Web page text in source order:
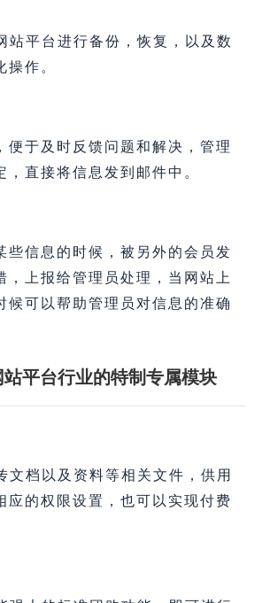
站平台进行备份，恢复，以及数
操作。
便于及时反馈问题和解决，管理
，直接将信息发到邮件中。
些信息的时候，被另外的会员发
，上报给管理员处理，当网站上
候可以帮助管理员对信息的准确
平台行业的特制专属模块
文档以及资料等相关文件，供用
应的权限设置，也可以实现付费